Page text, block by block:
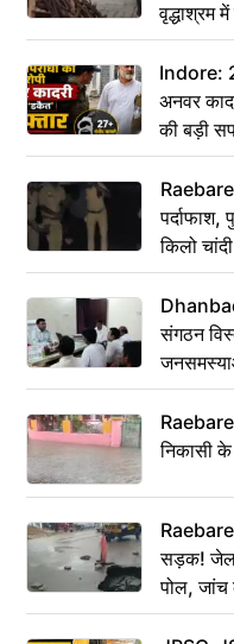
वृद्धाश्रम
कहा–
Indore:
अनवर
की बड़ी
किलो
संगठन
निकासी
सड़क! जेल
पोल, जांच